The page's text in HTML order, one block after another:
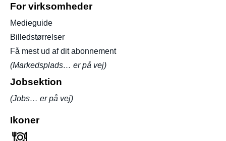
For virksomheder
Medieguide
Billedstørrelser
Få mest ud af dit abonnement
(Markedsplads… er på vej)
Jobsektion
(Jobs… er på vej)
Ikoner